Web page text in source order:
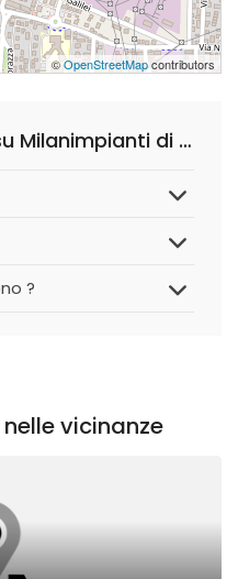
©OpenStreetMapcontributors
Domande Frequenti su Milanimpianti di Roberto Milani
?
vicinanze